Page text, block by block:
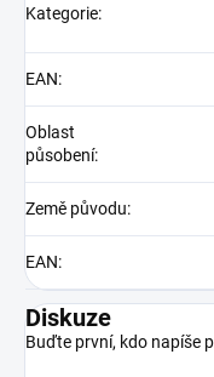
Kategorie:
EAN:
Oblast
působení:
Země původu:
EAN:
Diskuze
Buďte první, kdo napíše